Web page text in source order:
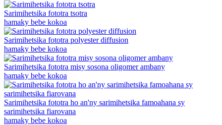
Sarimihetsika fototra tsotra
hamaky bebe kokoa
Sarimihetsika fototra polyester diffusion
hamaky bebe kokoa
Sarimihetsika fototra misy sosona oligomer ambany
hamaky bebe kokoa
Sarimihetsika fototra ho an'ny sarimihetsika famoahana sy
sarimihetsika fiarovana
hamaky bebe kokoa